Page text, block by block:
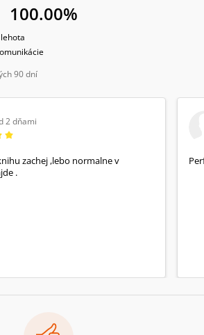
100.00%
90 dní
2 dňami
zachej ,lebo normalne v
.